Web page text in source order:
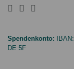
Spendenkonto: IBAN:
DE 5F